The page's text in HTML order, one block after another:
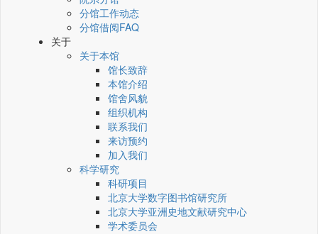
分馆工作动态
分馆借阅FAQ
关于
关于本馆
馆长致辞
本馆介绍
馆舍风貌
组织机构
联系我们
来访预约
加入我们
科学研究
科研项目
北京大学数字图书馆研究所
北京大学亚洲史地文献研究中心
学术委员会